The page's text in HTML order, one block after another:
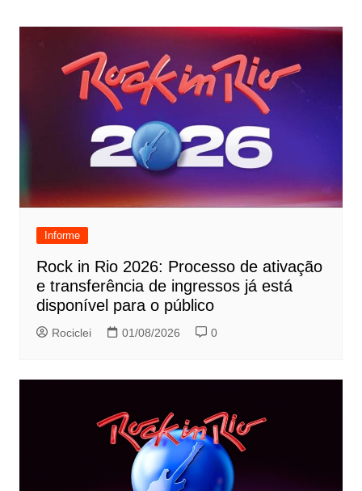
Informe
Rock in Rio 2026: Processo de ativação
e transferência de ingressos já está
disponível para o público
Rociclei 01/08/2026 0